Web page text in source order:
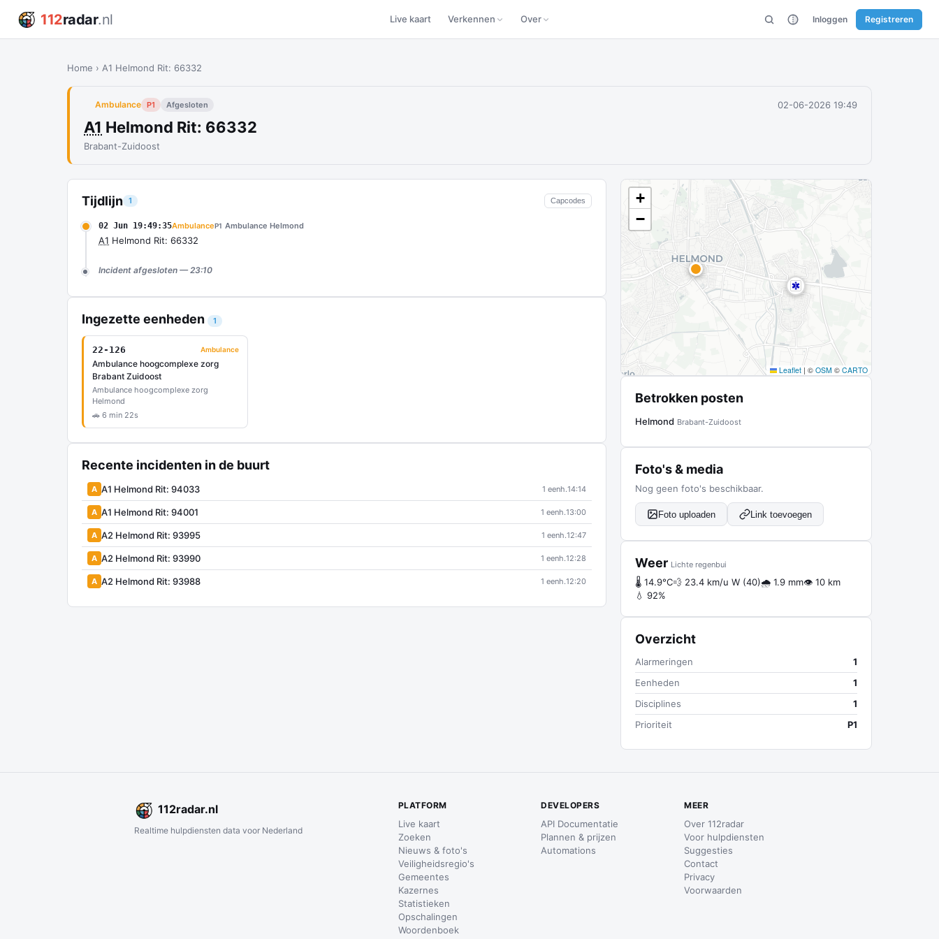
112radar.nl Live kaart Verkennen Over Inloggen Registreren
Home › A1 Helmond Rit: 66332
Ambulance P1 Afgesloten 02-06-2026 19:49
A1 Helmond Rit: 66332
Brabant-Zuidoost
Tijdlijn 1 Capcodes
02 Jun 19:49:35AmbulanceP1 Ambulance Helmond
A1 Helmond Rit: 66332
Incident afgesloten — 23:10
Ingezette eenheden 1
22-126 Ambulance
Ambulance hoogcomplexe zorg
Brabant Zuidoost
Ambulance hoogcomplexe zorg
Helmond
🚗 6 min 22s
Recente incidenten in de buurt
A A1 Helmond Rit: 94033 1 eenh.14:14
A A1 Helmond Rit: 94001 1 eenh.13:00
A A2 Helmond Rit: 93995 1 eenh.12:47
A A2 Helmond Rit: 93990 1 eenh.12:28
A A2 Helmond Rit: 93988 1 eenh.12:20
+
−
Leaflet | © OSM © CARTO
Betrokken posten
Helmond Brabant-Zuidoost
Foto's & media
Nog geen foto's beschikbaar.
Foto uploaden Link toevoegen
Weer Lichte regenbui
🌡 14.9°C💨 23.4 km/u W (40)🌧 1.9 mm👁 10 km
💧 92%
Overzicht
Alarmeringen
1
Eenheden
1
Disciplines
1
Prioriteit
P1
112radar.nl
Realtime hulpdiensten data voor Nederland
PLATFORM
Live kaart
Zoeken
Nieuws & foto's
Veiligheidsregio's
Gemeentes
Kazernes
Statistieken
Opschalingen
Woordenboek
DEVELOPERS
API Documentatie
Plannen & prijzen
Automations
MEER
Over 112radar
Voor hulpdiensten
Suggesties
Contact
Privacy
Voorwaarden